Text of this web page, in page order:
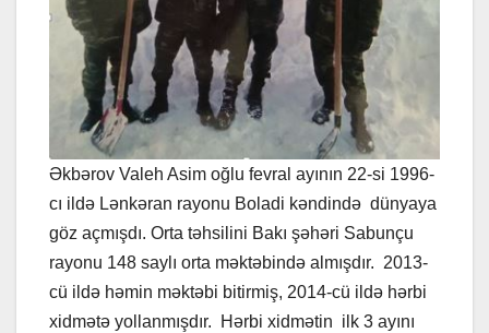
Əkbərov Valeh Asim oğlu fevral ayının 22-si 1996-
cı ildə Lənkəran rayonu Boladi kəndində dünyaya
göz açmışdı. Orta təhsilini Bakı şəhəri Sabunçu
rayonu 148 saylı orta məktəbində almışdır. 2013-
cü ildə həmin məktəbi bitirmiş, 2014-cü ildə hərbi
xidmətə yollanmışdır. Hərbi xidmətin ilk 3 ayını